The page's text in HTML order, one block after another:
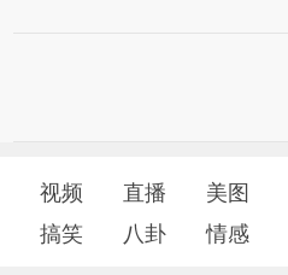
视频 直播 美图
搞笑
八卦 情感